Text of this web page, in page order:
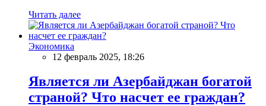
Читать далее
Экономика
12 февраль 2025, 18:26
Является ли Азербайджан богатой
страной? Что насчет ее граждан?